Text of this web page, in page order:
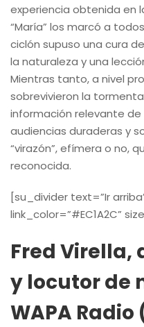
experiencia obtenida en
“María” los marcó a
ciclón supuso una cura
la naturaleza y una
Mientras tanto, a nivel
sobrevivieron la
información relevante
audiencias duraderas y
“virazón”, efímera o no,
reconocida.
[su_divider text=”Ir
link_color=”#EC1A2C”
Fred Virella,
y locutor de
WAPA Radio